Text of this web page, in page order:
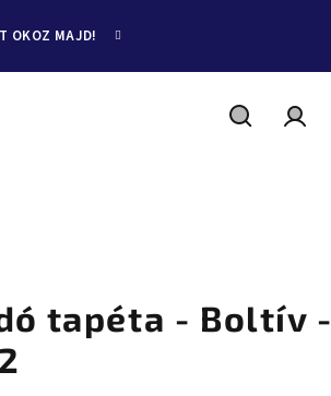
OKOZ MAJD!
tapéta - Boltív -